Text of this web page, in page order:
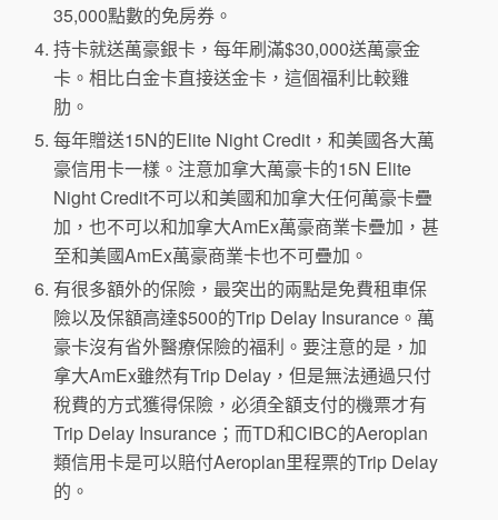
35,000點數的免房券。
持卡就送萬豪銀卡，每年刷滿$30,000送萬豪金
卡。相比白金卡直接送金卡，這個福利比較雞
肋。
每年贈送15N的Elite Night Credit，和美國各大萬
豪信用卡一樣。注意加拿大萬豪卡的15N Elite
Night Credit不可以和美國和加拿大任何萬豪卡疊
加，也不可以和加拿大AmEx萬豪商業卡疊加，甚
至和美國AmEx萬豪商業卡也不可疊加。
有很多額外的保險，最突出的兩點是免費租車保
險以及保額高達$500的Trip Delay Insurance。萬
豪卡沒有省外醫療保險的福利。要注意的是，加
拿大AmEx雖然有Trip Delay，但是無法通過只付
稅費的方式獲得保險，必須全額支付的機票才有
Trip Delay Insurance；而TD和CIBC的Aeroplan
類信用卡是可以賠付Aeroplan里程票的Trip Delay
的。